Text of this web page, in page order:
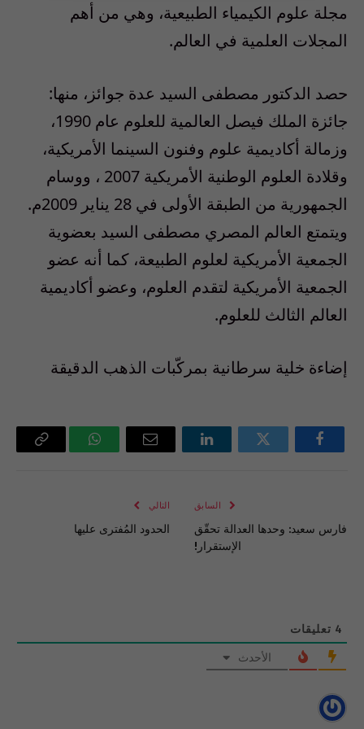
مجلة علوم الكيمياء الطبيعية، وهي من أهم
المجلات العلمية في العالم.
حصد الدكتور مصطفى السيد عدة جوائز، منها:
جائزة الملك فيصل العالمية للعلوم عام 1990،
وزمالة أكاديمية علوم وفنون السينما الأمريكية،
وقلادة العلوم الوطنية الأمريكية 2007 ، ووسام
الجمهورية من الطبقة الأولى في 28 يناير 2009م.
ويتمتع العالم المصري مصطفى السيد بعضوية
الجمعية الأمريكية لعلوم الطبيعة، كما أنه عضو
الجمعية الأمريكية لتقدم العلوم، وعضو أكاديمية
العالم الثالث للعلوم.
إضاءة خلية سرطانية بمركّبات الذهب الدقيقة
فيسبوك تويتر لينكدإن
البريد
واتساب Copy
السابق
فارس سعيد: وحدها العدالة تحقّق
الإستقرار!
التالي
الحدود المُفترى عليها
4 تعليقات
الأحدث